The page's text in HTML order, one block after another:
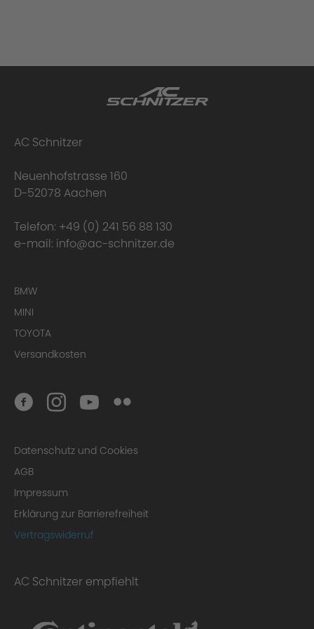
AC Schnitzer
Neuenhofstrasse 160
D-52078 Aachen
Telefon: +49 (0) 241 56 88 130
e-mail: info@ac-schnitzer.de
BMW
MINI
TOYOTA
Versandkosten
Datenschutz und Cookies
AGB
Impressum
Erklärung zur Barrierefreiheit
Vertragswiderruf
AC Schnitzer empfiehlt